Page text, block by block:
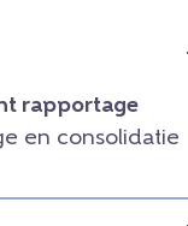
rapportage
en consolidatie